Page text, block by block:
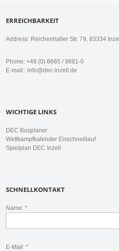
ERREICHBARKEIT
Address: Reichenhaller Str. 79, 83334 Inzell
Phone: +49 (0) 8665 / 9881-0
E-mail: info@dec-inzell.de
WICHTIGE LINKS
DEC Busplaner
Wettkampfkalender Eisschnelllauf
Spielplan DEC Inzell
SCHNELLKONTAKT
Name: *
E-Mail: *